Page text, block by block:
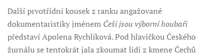
Další prvotřídní kousek z ranku angažované
dokumentaristiky jménem Češi jsou výborní houbaři
představí Apolena Rychlíková. Pod hlavičkou Českého
žurnálu se tentokrát jala zkoumat lidi z kmene Čechů